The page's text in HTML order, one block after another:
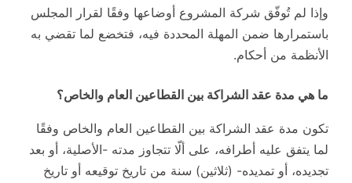
وإذا لم تُوفّق شركة المشروع أوضاعها وفقًا لقرار المجلس
باستمرارها ضمن المهلة المحددة فيه، فتخضع لما تقضي به
الأنظمة من أحكام.
ما هي مدة عقد الشراكة بين القطاعين العام والخاص؟
تكون مدة عقد الشراكة بين القطاعين العام والخاص وفقًا
لما يتفق عليه أطرافه، على ألّا تتجاوز مدته -الأصلية، أو بعد
تجديده، أو تمديده- (ثلاثين) سنة من تاريخ توقيعه أو تاريخ